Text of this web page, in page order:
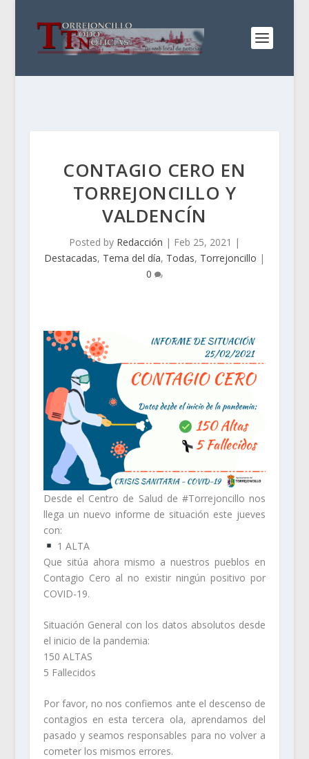
CONTAGIO CERO EN
TORREJONCILLO Y
VALDENCÍN
Posted by Redacción | Feb 25, 2021 |
Destacadas, Tema del día, Todas, Torrejoncillo |
0
Desde el Centro de Salud de #Torrejoncillo nos
llega un nuevo informe de situación este jueves
con:
1 ALTA
Que sitúa ahora mismo a nuestros pueblos en
Contagio Cero al no existir ningún positivo por
COVID-19.
Situación General con los datos absolutos desde
el inicio de la pandemia:
150 ALTAS
5 Fallecidos
Por favor, no nos confiemos ante el descenso de
contagios en esta tercera ola, aprendamos del
pasado y seamos responsables para no volver a
cometer los mismos errores.